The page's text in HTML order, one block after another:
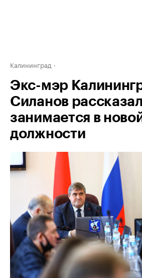
Калининград
Экс-мэр
Силанов
занимается в
должности